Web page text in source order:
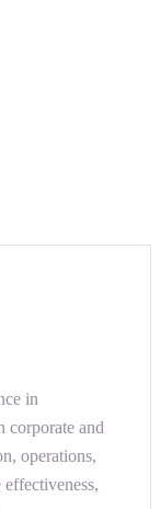
in
corporate and
operations,